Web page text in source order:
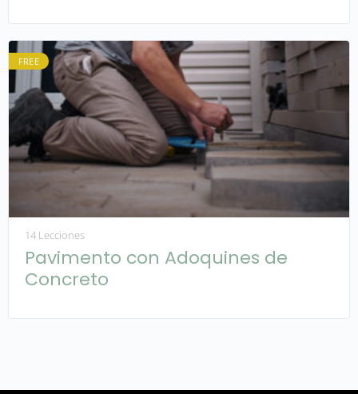
FREE
14 Lecciones
Pavimento con Adoquines de
Concreto